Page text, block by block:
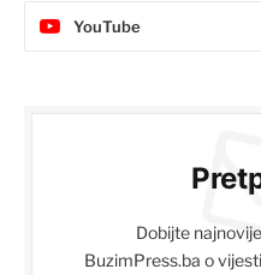
YouTube
Dobijte
BuzimPress.ba o